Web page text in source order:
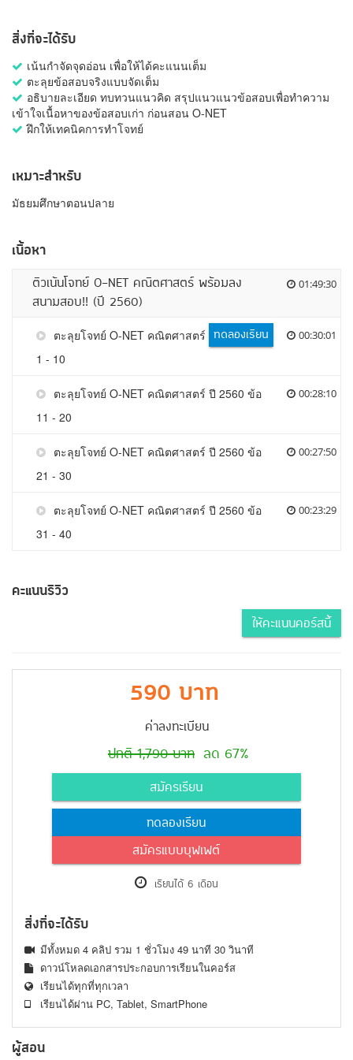
สิ่งที่จะได้รับ
เน้นกําจัดจุดอ่อน เพื่อให้ได้คะแนนเต็ม
ตะลุยข้อสอบจริงแบบจัดเต็ม
อธิบายละเอียด ทบทวนแนวคิด สรุปแนวแนวข้อสอบเพื่อทำความ
เข้าใจเนื้อหาของข้อสอบเก่า ก่อนสอน O-NET
ฝึกให้เทคนิคการทำโจทย์
เหมาะสำหรับ
มัธยมศึกษาตอนปลาย
เนื้อหา
ติวเน้นโจทย์ O-NET คณิตศาสตร์ พร้อมลง
สนามสอบ!! (ปี 2560)
01:49:30
ตะลุยโจทย์ O-NET คณิตศาสตร์ ปี 2560 ข้อ
1 - 10
00:30:01
ทดลองเรียน
ตะลุยโจทย์ O-NET คณิตศาสตร์ ปี 2560 ข้อ
11 - 20
00:28:10
ตะลุยโจทย์ O-NET คณิตศาสตร์ ปี 2560 ข้อ
21 - 30
00:27:50
ตะลุยโจทย์ O-NET คณิตศาสตร์ ปี 2560 ข้อ
31 - 40
00:23:29
คะแนนรีวิว
ให้คะแนนคอร์สนี้
590 บาท
ค่าลงทะเบียน
ปกติ 1,790 บาท ลด 67%
สมัครเรียน
ทดลองเรียน
สมัครแบบบุฟเฟต์
เรียนได้ 6 เดือน
สิ่งที่จะได้รับ
มีทั้งหมด 4 คลิป รวม 1 ชั่วโมง 49 นาที 30 วินาที
ดาวน์โหลดเอกสารประกอบการเรียนในคอร์ส
เรียนได้ทุกที่ทุกเวลา
เรียนได้ผ่าน PC, Tablet, SmartPhone
ผู้สอน